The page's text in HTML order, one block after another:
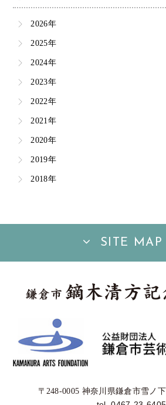
2026年
2025年
2024年
2023年
2022年
2021年
2020年
2019年
2018年
SITE MAP
〒248-0005 神奈川県鎌倉市雪ノ